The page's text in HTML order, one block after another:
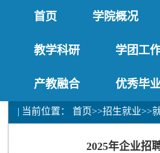
首页 学院概况
教学科研 学团工
产教融合 优秀毕
| 当前位置：首页>>招生就业>>
2025年企业招